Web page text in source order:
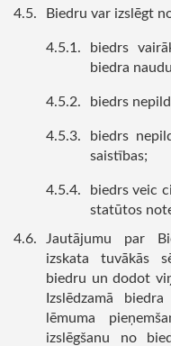
Biedru var izslēgt
biedrs
biedra
biedrs
biedrs
saistības;
biedrs veic
statūtos
Jautājumu par
izskata tuvākās
biedru un dodot
Izslēdzamā
lēmuma
izslēgšanu no